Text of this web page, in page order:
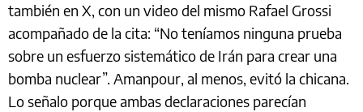
también en X, con un video del mismo Rafael Grossi
acompañado de la cita: “No teníamos ninguna prueba
sobre un esfuerzo sistemático de Irán para crear una
bomba nuclear”. Amanpour, al menos, evitó la chicana.
Lo señalo porque ambas declaraciones parecían